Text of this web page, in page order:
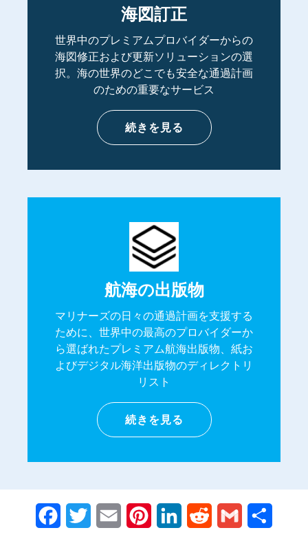
海図訂正
世界中のプレミアムプロバイダーからの
海図修正および更新ソリューションの選
択。海の世界のどこでも安全な通過計画
のための重要なサービス
続きを見る
航海の出版物
マリナーズの日々の通過計画を支援する
ために、世界中の最高のプロバイダーか
ら選ばれたプレミアム航海出版物、紙お
よびデジタル海洋出版物のディレクトリ
リスト
続きを見る
FacebookTwitter Email PinterestLinkedIn Reddit Gmail